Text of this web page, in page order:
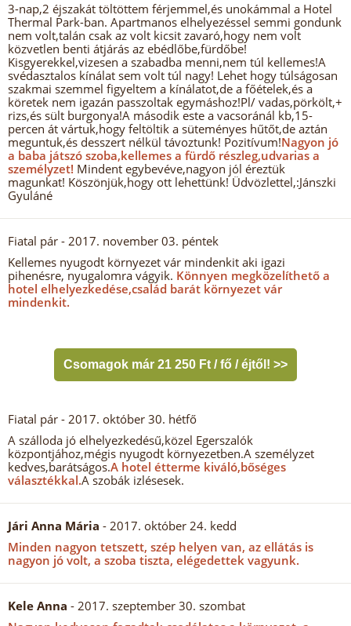
3-nap,2 éjszakát töltöttem férjemmel,és unokámmal a Hotel
Thermal Park-ban. Apartmanos elhelyezéssel semmi gondunk
nem volt,talán csak az volt kicsit zavaró,hogy nem volt
közvetlen benti átjárás az ebédlőbe,fürdőbe!
Kisgyerekkel,vizesen a szabadba menni,nem túl kellemes!A
svédasztalos kínálat sem volt túl nagy! Lehet hogy túlságosan
szakmai szemmel figyeltem a kínálatot,de a főételek,és a
köretek nem igazán passzoltak egymáshoz!Pl/ vadas,pörkölt,+
rizs,és sült burgonya!A második este a vacsoránál kb,15-
percen át vártuk,hogy feltöltik a süteményes hűtőt,de aztán
meguntuk,és desszert nélkül távoztunk! Pozitívum!Nagyon jó
a baba játszó szoba,kellemes a fürdő részleg,udvarias a
személyzet! Mindent egybevéve,nagyon jól éreztük
magunkat! Köszönjük,hogy ott lehettünk! Üdvözlettel,:Jánszki
Gyuláné
Fiatal pár - 2017. november 03. péntek
Kellemes nyugodt környezet vár mindenkit aki igazi
pihenésre, nyugalomra vágyik. Könnyen megközelíthető a
hotel elhelyezkedése,család barát környezet vár
mindenkit.
Csomagok már 21 250 Ft / fő / éjtől! >>
Fiatal pár - 2017. október 30. hétfő
A szálloda jó elhelyezkedésű,közel Egerszalók
központjához,mégis nyugodt környezetben.A személyzet
kedves,barátságos.A hotel étterme kiváló,bőséges
választékkal.A szobák izlésesek.
Jári Anna Mária - 2017. október 24. kedd
Minden nagyon tetszett, szép helyen van, az ellátás is
nagyon jó volt, a szoba tiszta, elégedettek vagyunk.
Kele Anna - 2017. szeptember 30. szombat